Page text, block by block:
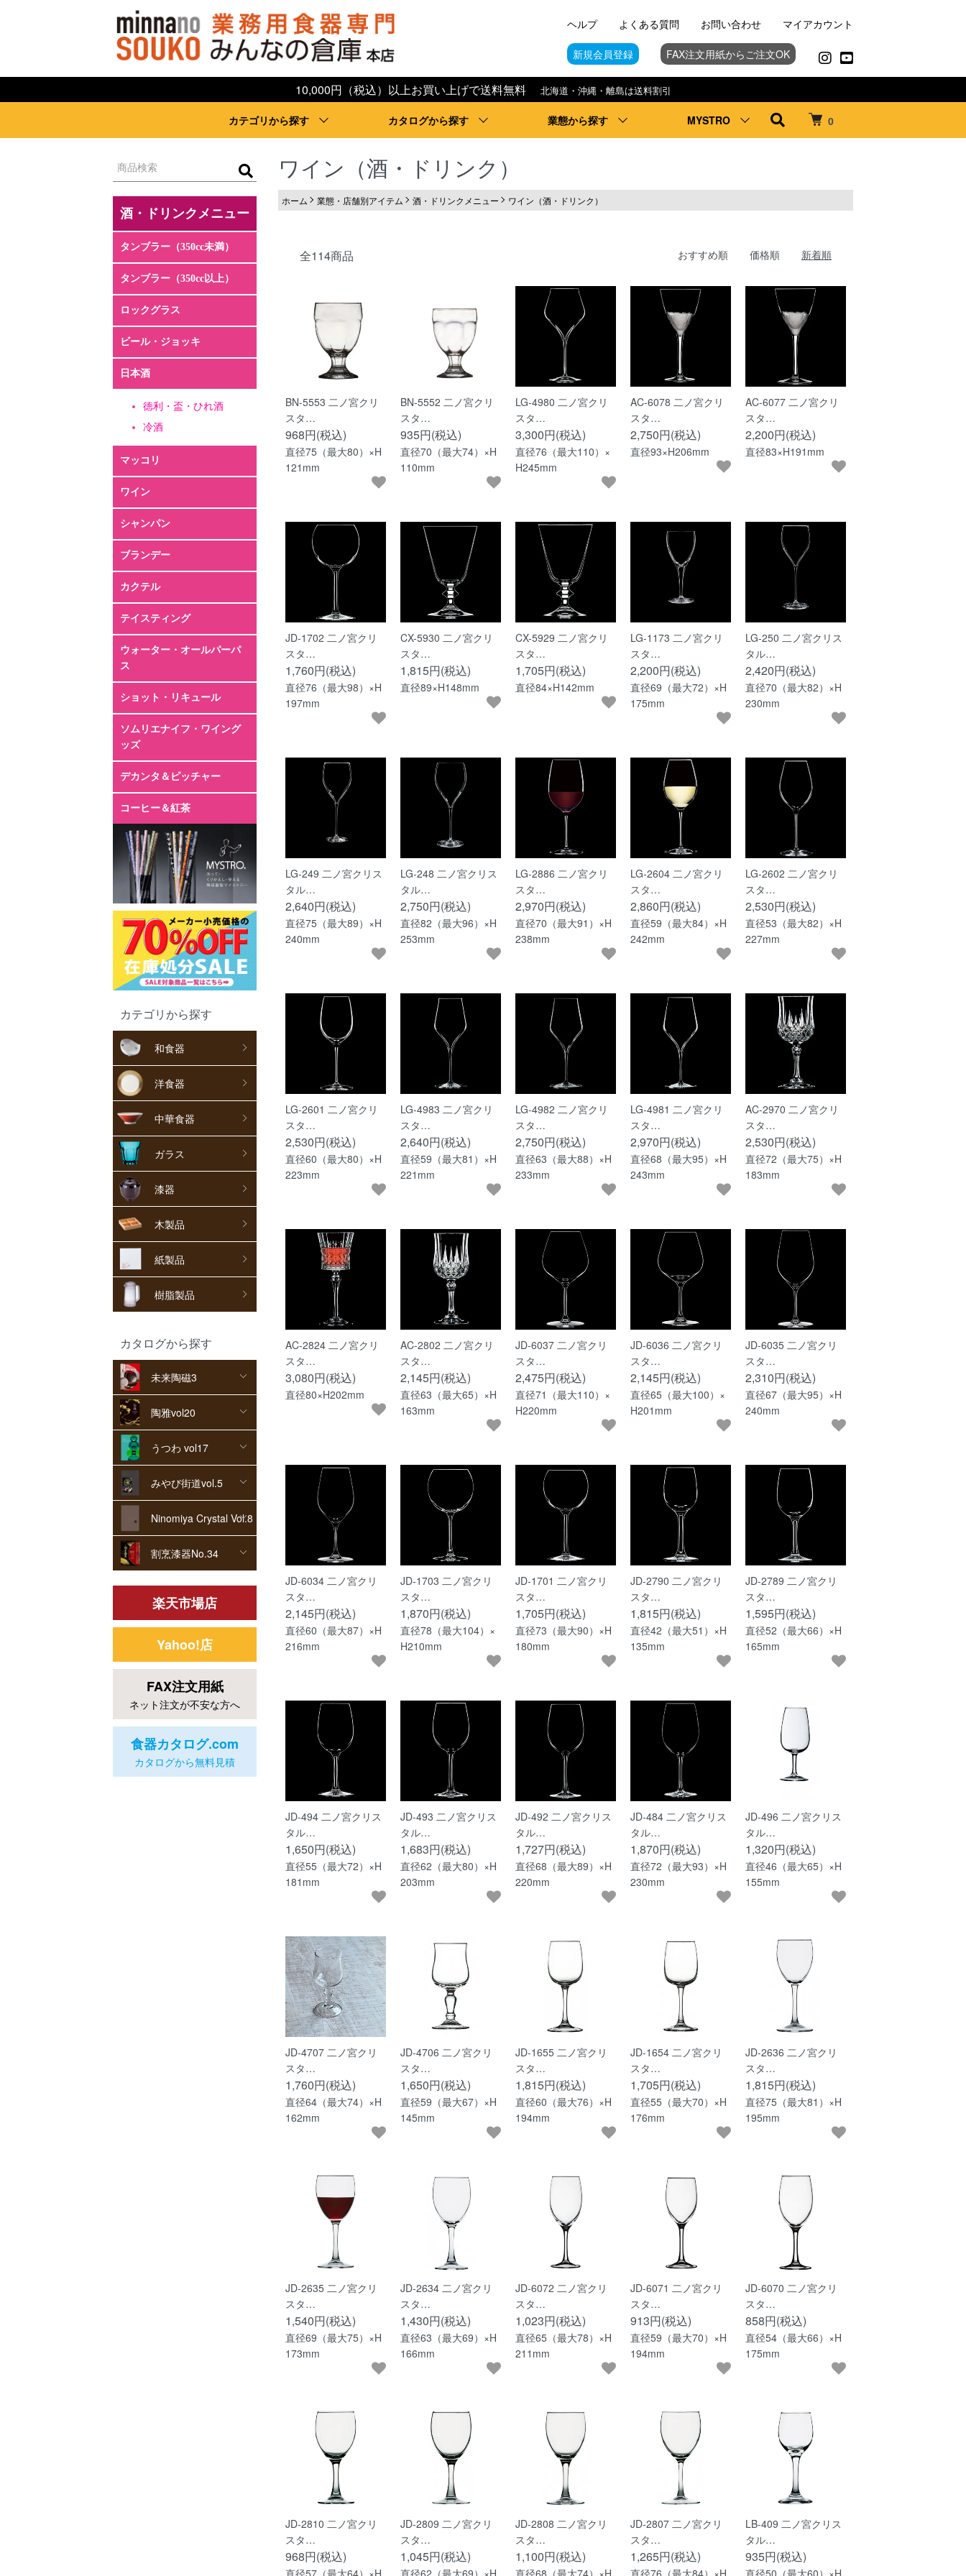
0
10,000円（税込）以上お買い上げで送料無料 北海道・沖縄・離島は送料割引
カテゴリから探す カタログから探す 業態から探す MYSTRO
ヘルプ よくある質問 お問い合わせ マイアカウント
新規会員登録 FAX注文用紙からご注文OK
カテゴリから探す
和食器
洋食器
中華食器
ガラス
漆器
木製品
紙製品
樹脂製品
カタログから探す
未来陶磁3
陶雅vol20
うつわ vol17
みやび街道vol.5
Ninomiya Crystal Vol.8
割烹漆器No.34
楽天市場店
Yahoo!店
FAX注文用紙
ネット注文が不安な方へ
食器カタログ.com
カタログから無料見積
ワイン（酒・ドリンク）
ホーム 業態・店舗別アイテム 酒・ドリンクメニュー ワイン（酒・ドリンク）
全114商品 おすすめ順 価格順 新着順
BN-5553 二ノ宮クリ
スタ…
968円(税込)
直径75（最大80）×H
121mm
BN-5552 二ノ宮クリ
スタ…
935円(税込)
直径70（最大74）×H
110mm
LG-4980 二ノ宮クリ
スタ…
3,300円(税込)
直径76（最大110）×
H245mm
AC-6078 二ノ宮クリ
スタ…
2,750円(税込)
直径93×H206mm
AC-6077 二ノ宮クリ
スタ…
2,200円(税込)
直径83×H191mm
JD-1702 二ノ宮クリ
スタ…
1,760円(税込)
直径76（最大98）×H
197mm
CX-5930 二ノ宮クリ
スタ…
1,815円(税込)
直径89×H148mm
CX-5929 二ノ宮クリ
スタ…
1,705円(税込)
直径84×H142mm
LG-1173 二ノ宮クリ
スタ…
2,200円(税込)
直径69（最大72）×H
175mm
LG-250 二ノ宮クリス
タル…
2,420円(税込)
直径70（最大82）×H
230mm
LG-249 二ノ宮クリス
タル…
2,640円(税込)
直径75（最大89）×H
240mm
LG-248 二ノ宮クリス
タル…
2,750円(税込)
直径82（最大96）×H
253mm
LG-2886 二ノ宮クリ
スタ…
2,970円(税込)
直径70（最大91）×H
238mm
LG-2604 二ノ宮クリ
スタ…
2,860円(税込)
直径59（最大84）×H
242mm
LG-2602 二ノ宮クリ
スタ…
2,530円(税込)
直径53（最大82）×H
227mm
LG-2601 二ノ宮クリ
スタ…
2,530円(税込)
直径60（最大80）×H
223mm
LG-4983 二ノ宮クリ
スタ…
2,640円(税込)
直径59（最大81）×H
221mm
LG-4982 二ノ宮クリ
スタ…
2,750円(税込)
直径63（最大88）×H
233mm
LG-4981 二ノ宮クリ
スタ…
2,970円(税込)
直径68（最大95）×H
243mm
AC-2970 二ノ宮クリ
スタ…
2,530円(税込)
直径72（最大75）×H
183mm
AC-2824 二ノ宮クリ
スタ…
3,080円(税込)
直径80×H202mm
AC-2802 二ノ宮クリ
スタ…
2,145円(税込)
直径63（最大65）×H
163mm
JD-6037 二ノ宮クリ
スタ…
2,475円(税込)
直径71（最大110）×
H220mm
JD-6036 二ノ宮クリ
スタ…
2,145円(税込)
直径65（最大100）×
H201mm
JD-6035 二ノ宮クリ
スタ…
2,310円(税込)
直径67（最大95）×H
240mm
JD-6034 二ノ宮クリ
スタ…
2,145円(税込)
直径60（最大87）×H
216mm
JD-1703 二ノ宮クリ
スタ…
1,870円(税込)
直径78（最大104）×
H210mm
JD-1701 二ノ宮クリ
スタ…
1,705円(税込)
直径73（最大90）×H
180mm
JD-2790 二ノ宮クリ
スタ…
1,815円(税込)
直径42（最大51）×H
135mm
JD-2789 二ノ宮クリ
スタ…
1,595円(税込)
直径52（最大66）×H
165mm
JD-494 二ノ宮クリス
タル…
1,650円(税込)
直径55（最大72）×H
181mm
JD-493 二ノ宮クリス
タル…
1,683円(税込)
直径62（最大80）×H
203mm
JD-492 二ノ宮クリス
タル…
1,727円(税込)
直径68（最大89）×H
220mm
JD-484 二ノ宮クリス
タル…
1,870円(税込)
直径72（最大93）×H
230mm
JD-496 二ノ宮クリス
タル…
1,320円(税込)
直径46（最大65）×H
155mm
JD-4707 二ノ宮クリ
スタ…
1,760円(税込)
直径64（最大74）×H
162mm
JD-4706 二ノ宮クリ
スタ…
1,650円(税込)
直径59（最大67）×H
145mm
JD-1655 二ノ宮クリ
スタ…
1,815円(税込)
直径60（最大76）×H
194mm
JD-1654 二ノ宮クリ
スタ…
1,705円(税込)
直径55（最大70）×H
176mm
JD-2636 二ノ宮クリ
スタ…
1,815円(税込)
直径75（最大81）×H
195mm
JD-2635 二ノ宮クリ
スタ…
1,540円(税込)
直径69（最大75）×H
173mm
JD-2634 二ノ宮クリ
スタ…
1,430円(税込)
直径63（最大69）×H
166mm
JD-6072 二ノ宮クリ
スタ…
1,023円(税込)
直径65（最大78）×H
211mm
JD-6071 二ノ宮クリ
スタ…
913円(税込)
直径59（最大70）×H
194mm
JD-6070 二ノ宮クリ
スタ…
858円(税込)
直径54（最大66）×H
175mm
JD-2810 二ノ宮クリ
スタ…
968円(税込)
直径57（最大64）×H
JD-2809 二ノ宮クリ
スタ…
1,045円(税込)
直径62（最大69）×H
JD-2808 二ノ宮クリ
スタ…
1,100円(税込)
直径68（最大74）×H
JD-2807 二ノ宮クリ
スタ…
1,265円(税込)
直径76（最大84）×H
LB-409 二ノ宮クリス
タル…
935円(税込)
直径50（最大60）×H